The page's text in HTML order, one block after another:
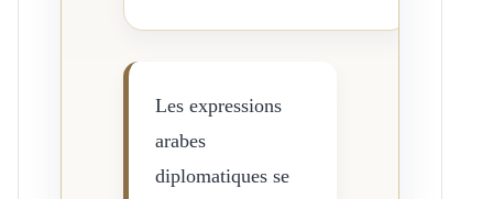
Les expressions
arabes
diplomatiques se